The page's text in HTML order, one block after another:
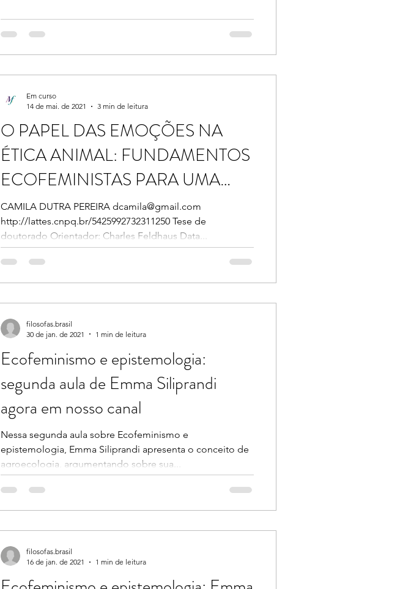
O PAPEL DAS EMOÇÕES NA
ÉTICA ANIMAL: FUNDAMENTOS
ECOFEMINISTAS PARA UMA
ÉTICA DA
COMPLEMENTARIEDADE
CAMILA DUTRA PEREIRA dcamila@gmail.com
http://lattes.cnpq.br/5425992732311250 Tese de
doutorado Orientador: Charles Feldhaus Data...
Em curso
14 de mai. de 2021
3 min de leitura
Ecofeminismo e epistemologia:
segunda aula de Emma Siliprandi
agora em nosso canal
Nessa segunda aula sobre Ecofeminismo e
epistemologia, Emma Siliprandi apresenta o conceito de
agroecologia, argumentando sobre sua...
filosofas.brasil
30 de jan. de 2021
1 min de leitura
filosofas.brasil
16 de jan. de 2021
1 min de leitura